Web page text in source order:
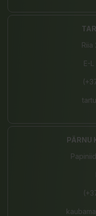
Riia
E-L
PÄRNU